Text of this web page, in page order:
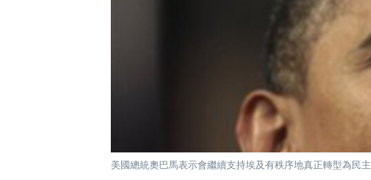
美國總統奧巴馬表示會繼續支持埃及有秩序地真正轉型為民主